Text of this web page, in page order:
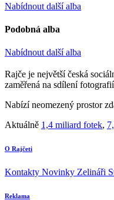
Nabídnout další alba
Podobná alba
Nabídnout další alba
Rajče je největší česká
zaměřená na sdílení
Nabízí neomezený prostor
Aktuálně 1,4 miliard fotek,
O Rajčeti
Kontakty Novinky Zelináři
Reklama